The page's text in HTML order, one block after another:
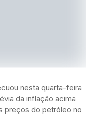
nesta quarta-feira
da inflação acima
preços do petróleo no